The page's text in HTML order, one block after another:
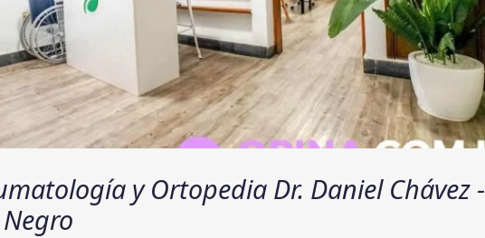
y Ortopedia Dr. Daniel Chávez -